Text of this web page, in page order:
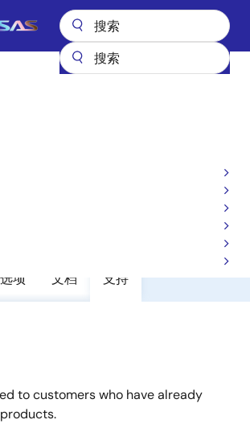
Main
2SC3624
Bipolar Transistors
项 文档 支持
to customers who have already